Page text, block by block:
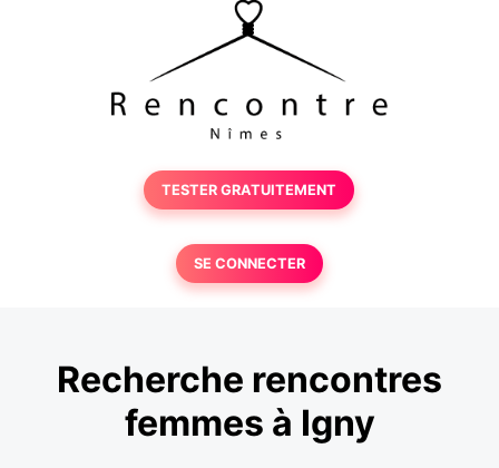
TESTER GRATUITEMENT
SE CONNECTER
Recherche rencontres
femmes à Igny